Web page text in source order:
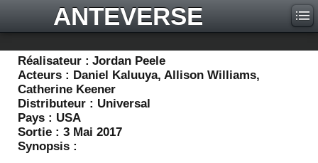
ANTEVERSE
Réalisateur : Jordan Peele
Acteurs : Daniel Kaluuya, Allison Williams,
Catherine Keener
Distributeur : Universal
Pays : USA
Sortie : 3 Mai 2017
Synopsis :